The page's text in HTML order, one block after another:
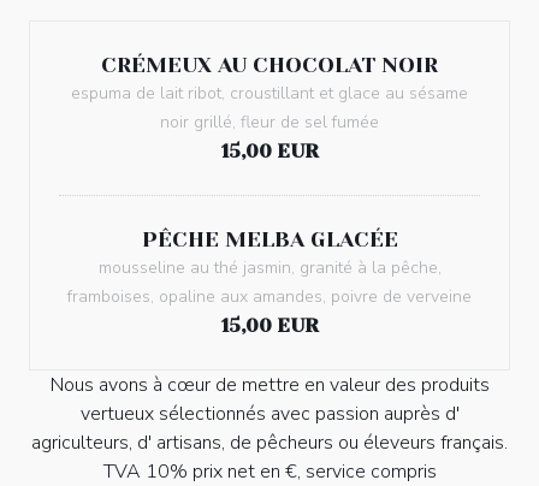
CRÉMEUX AU CHOCOLAT NOIR
espuma de lait ribot, croustillant et glace au sésame
noir grillé, fleur de sel fumée
15,00 EUR
PÊCHE MELBA GLACÉE
mousseline au thé jasmin, granité à la pêche,
framboises, opaline aux amandes, poivre de verveine
15,00 EUR
Nous avons à cœur de mettre en valeur des produits
vertueux sélectionnés avec passion auprès d'
agriculteurs, d' artisans, de pêcheurs ou éleveurs français.
TVA 10% prix net en €, service compris